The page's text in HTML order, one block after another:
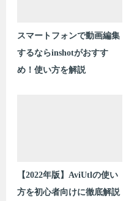
スマートフォンで動画編集
するならinshotがおすす
め！使い方を解説
【2022年版】AviUtlの使い
方を初心者向けに徹底解説